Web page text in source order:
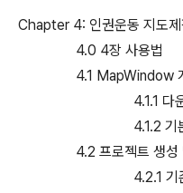
Chapter 4: 인권운동 지도
4.0 4장 사용법
4.1 MapWindow
4.1.1 다
4.1.2 기
4.2 프로젝트 생성
4.2.1 기